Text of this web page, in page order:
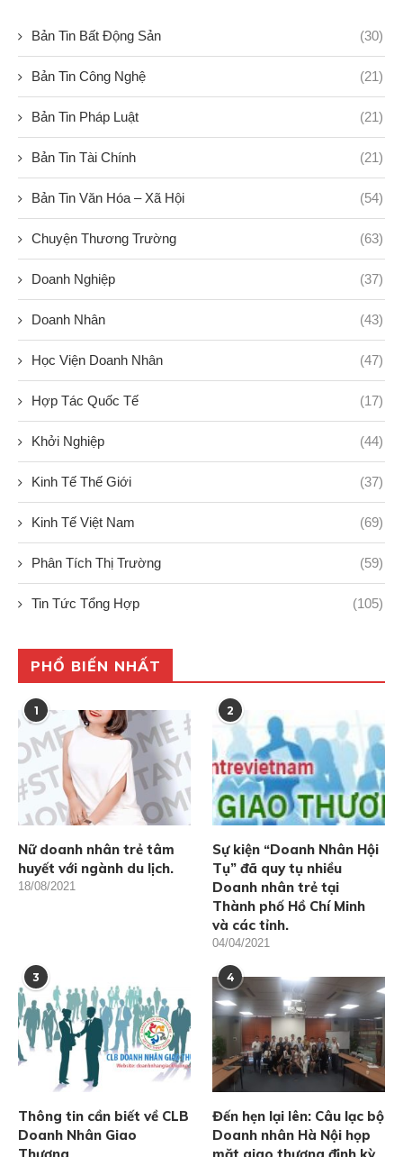
Bản Tin Bất Động Sản (30)
Bản Tin Công Nghệ (21)
Bản Tin Pháp Luật (21)
Bản Tin Tài Chính (21)
Bản Tin Văn Hóa – Xã Hội (54)
Chuyện Thương Trường (63)
Doanh Nghiệp (37)
Doanh Nhân (43)
Học Viện Doanh Nhân (47)
Hợp Tác Quốc Tế (17)
Khởi Nghiệp (44)
Kinh Tế Thế Giới (37)
Kinh Tế Việt Nam (69)
Phân Tích Thị Trường (59)
Tin Tức Tổng Hợp (105)
PHỔ BIẾN NHẤT
1
Nữ doanh nhân trẻ tâm
huyết với ngành du lịch.
18/08/2021
2
Sự kiện “Doanh Nhân Hội
Tụ” đã quy tụ nhiều
Doanh nhân trẻ tại
Thành phố Hồ Chí Minh
và các tỉnh.
04/04/2021
3
Thông tin cần biết về CLB
Doanh Nhân Giao
4
Đến hẹn lại lên: Câu lạc bộ
Doanh nhân Hà Nội họp